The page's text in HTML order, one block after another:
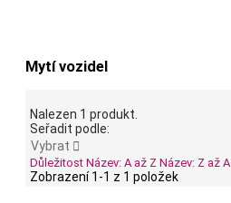
Mytí vozidel
Nalezen 1 produkt.
Seřadit podle:
Vybrat 
Důležitost Název: A až Z Název: Z až A
Zobrazení 1-1 z 1 položek